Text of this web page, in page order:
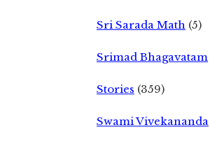
Sri Sarada Math (5)
Srimad Bhagavatam
Stories (359)
Swami Vivekananda